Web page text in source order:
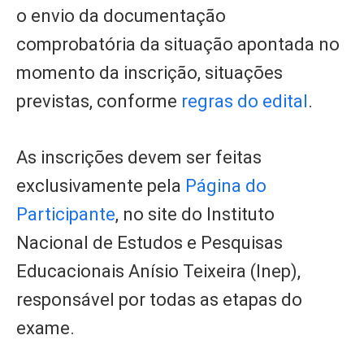
o envio da documentação
comprobatória da situação apontada no
momento da inscrição, situações
previstas, conforme regras do edital.
As inscrições devem ser feitas
exclusivamente pela Página do
Participante, no site do Instituto
Nacional de Estudos e Pesquisas
Educacionais Anísio Teixeira (Inep),
responsável por todas as etapas do
exame.